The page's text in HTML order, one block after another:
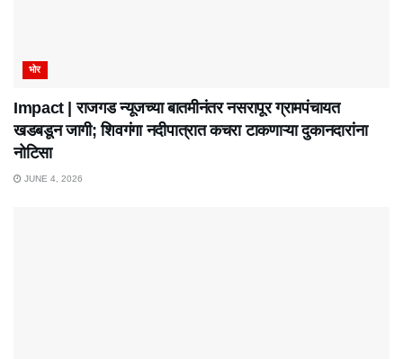
भोर
Impact | राजगड न्यूजच्या बातमीनंतर नसरापूर ग्रामपंचायत
खडबडून जागी; शिवगंगा नदीपात्रात कचरा टाकणाऱ्या दुकानदारांना
नोटिसा
JUNE 4, 2026